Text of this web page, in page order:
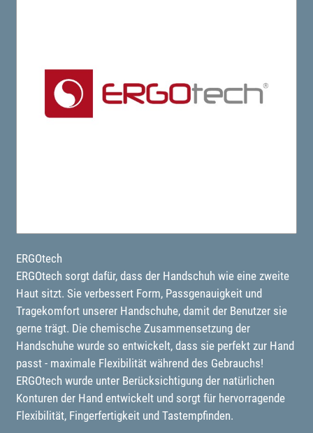
ERGOtech
ERGOtech sorgt dafür, dass der Handschuh wie eine zweite
Haut sitzt. Sie verbessert Form, Passgenauigkeit und
Tragekomfort unserer Handschuhe, damit der Benutzer sie
gerne trägt. Die chemische Zusammensetzung der
Handschuhe wurde so entwickelt, dass sie perfekt zur Hand
passt - maximale Flexibilität während des Gebrauchs!
ERGOtech wurde unter Berücksichtigung der natürlichen
Konturen der Hand entwickelt und sorgt für hervorragende
Flexibilität, Fingerfertigkeit und Tastempfinden.